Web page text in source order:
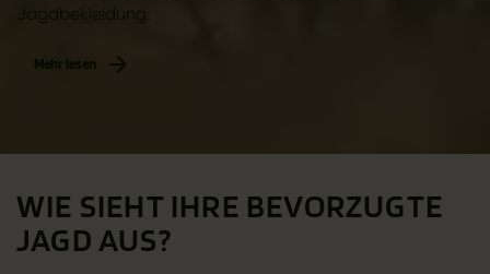
Jagdbekleidung.
Mehr lesen
WIE SIEHT IHRE BEVORZUGTE
JAGD AUS?